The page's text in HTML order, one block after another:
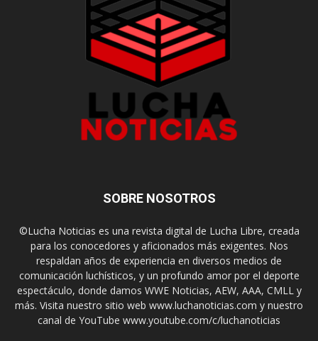
SOBRE NOSOTROS
©Lucha Noticias es una revista digital de Lucha Libre, creada
para los conocedores y aficionados más exigentes. Nos
respaldan años de experiencia en diversos medios de
comunicación luchísticos, y un profundo amor por el deporte
espectáculo, donde damos WWE Noticias, AEW, AAA, CMLL y
más. Visita nuestro sitio web www.luchanoticias.com y nuestro
canal de YouTube www.youtube.com/c/luchanoticias